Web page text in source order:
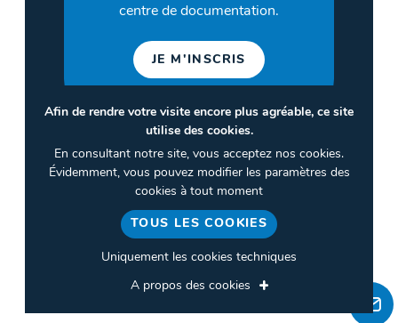
centre de documentation.
JE M'INSCRIS
Termes et conditions
Politique de confidentialité
Gestion des cookies
Afin de rendre votre visite encore plus agréable, ce site
utilise des cookies.
En consultant notre site, vous acceptez nos cookies.
Évidemment, vous pouvez modifier les paramètres des
cookies à tout moment
TOUS LES COOKIES
Uniquement les cookies techniques
A propos des cookies